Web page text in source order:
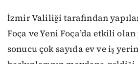
İzmir Valiliği tarafından
Foça ve Yeni Foça’da etkili olan
sonucu çok sayıda ev ve iş